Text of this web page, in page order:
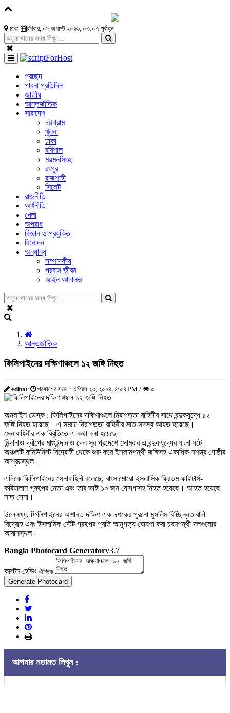
ঢাকা রবিবার, ০৯ অগাস্ট ২০২৬, ০৩:০৭ পূর্বাহ্ন
প্রচ্ছদ
পাবনা প্রতিদিন
জাতীয়
আন্তর্জাতিক
সারাদেশ
চট্টগ্রাম
খুলনা
ঢাকা
বরিশাল
ময়মনসিংহ
রংপুর
রাজশাহী
সিলেট
রাজনীতি
অর্থনীতি
খেলা
অপরাধ
বিজ্ঞান ও প্রযুক্তি
বিনোদন
অন্যান্য
সম্পাদকীয়
প্রবাস জীবন
আইন আদালত
আন্তর্জাতিক
ফিলিপাইনের দক্ষিণাঞ্চলে ১২ জঙ্গি নিহত
editor প্রকাশের সময় : এপ্রিল ২৩, ২০২৪, ৪:০৪ PM / ০
অনলাইন ডেস্ক : ফিলিপাইনের দক্ষিণাঞ্চলে নিরাপত্তা বাহিনীর সাথে বন্দুকযুদ্ধে ১২
জঙ্গি নিহত হয়েছে। এ সময়ে নিরাপত্তা বাহিনীর সাত সদস্য আহত হয়েছে।
সেনাবাহিনীর এক বিবৃতিতে এ কথা বলা হয়েছে।
মিন্দানাও দ্বীপের মাগুইন্দানাও দেল সুর প্রদেশে সোমবার এ বন্দুকযুদ্ধের ঘটনা ঘটে।
অঞ্চলটি কমিউনিস্ট বিদ্রোহী থেকে শুরু করে ইসলামপন্থী জঙ্গিসহ একাধিক সশস্ত্র গোষ্ঠীর
আশ্রয়স্থল।
এদিকে ফিলিপাইনের সেনাবাহিনী বলেছে, বাংসামোরো ইসলামিক ফ্রিডম ফাইটার্স-
করিয়ালান গ্রুপের নেতা এবং তার ভাই ১০ জন যোদ্ধাসহ নিহত হয়েছে। আহত হয়েছে
সাত সেনা।
উল্লেখ্য, ফিলিপাইনের অশান্ত দক্ষিণ এক দশকের পুরনো মুসলিম বিচ্ছিন্নতাবাদী
বিদ্রোহ এবং ইসলামিক স্টেট গ্রুপের প্রতি আনুগত্য ঘোষণা করা চরমপন্থী দলগুলোর
আবাসস্থল।
Bangla Photocard Generatorv3.7
কাস্টম হেডিং ঐচ্ছিক
Generate Photocard
আপনার মতামত লিখুন :